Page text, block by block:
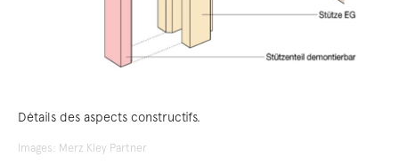
Détails des aspects constructifs.
Images: Merz Kley Partner